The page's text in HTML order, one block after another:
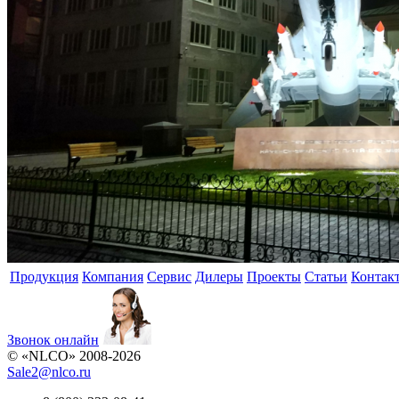
Продукция Компания Сервис Дилеры Проекты Статьи
Звонок онлайн
© «NLCO» 2008-2026
Sale2@nlco.ru